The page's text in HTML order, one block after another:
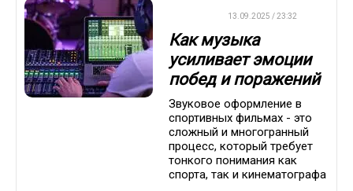
13.09.2025 / 23:32
Как музыка
усиливает эмоции
побед и поражений
Звуковое оформление в
спортивных фильмах - это
сложный и многогранный
процесс, который требует
тонкого понимания как
спорта, так и кинематографа